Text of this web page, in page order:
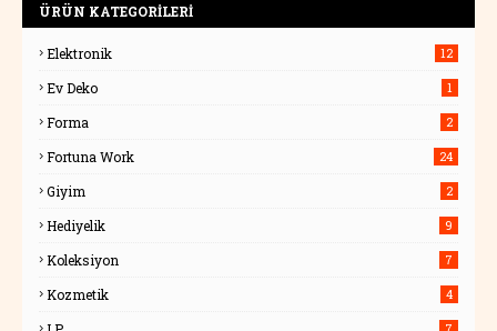
ÜRÜN KATEGORİLERİ
Elektronik 12
Ev Deko 1
Forma 2
Fortuna Work 24
Giyim 2
Hediyelik 9
Koleksiyon 7
Kozmetik 4